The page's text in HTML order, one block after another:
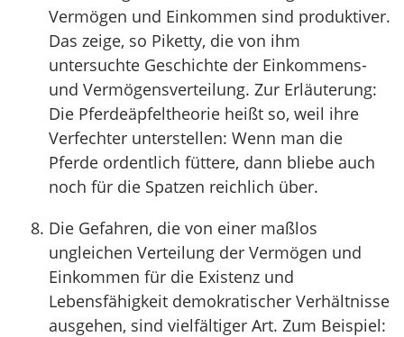
Vermögen und Einkommen sind produktiver.
Das zeige, so Piketty, die von ihm
untersuchte Geschichte der Einkommens-
und Vermögensverteilung. Zur Erläuterung:
Die Pferdeäpfeltheorie heißt so, weil ihre
Verfechter unterstellen: Wenn man die
Pferde ordentlich füttere, dann bliebe auch
noch für die Spatzen reichlich über.
Die Gefahren, die von einer maßlos
ungleichen Verteilung der Vermögen und
Einkommen für die Existenz und
Lebensfähigkeit demokratischer Verhältnisse
ausgehen, sind vielfältiger Art. Zum Beispiel: